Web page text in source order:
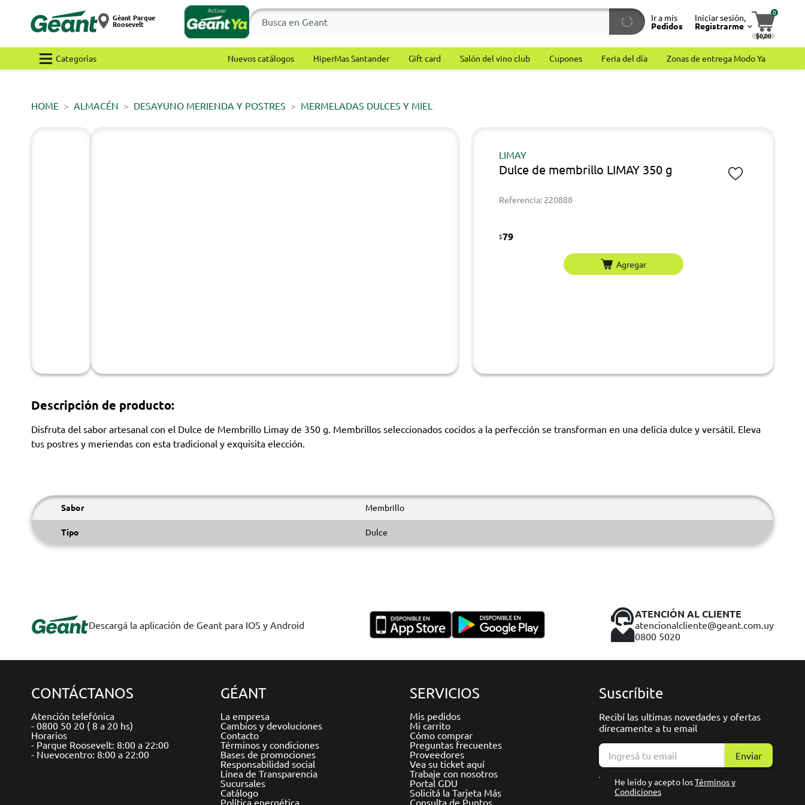
Géant Parque
Roosevelt
Ir a mis
Pedidos
Iniciar sesión,
Registrarme
0
$0,00
Categorías Nuevos catálogos HiperMas Santander Gift card Salón del vino club Cupones Feria del día Zonas de entrega Modo Ya
HOME ALMACÉN DESAYUNO MERIENDA Y POSTRES MERMELADAS DULCES Y MIEL
LIMAY
Dulce de membrillo LIMAY 350 g
Referencia: 220888
$79
Agregar
Descripción de producto:
Disfruta del sabor artesanal con el Dulce de Membrillo Limay de 350 g. Membrillos seleccionados cocidos a la perfección se transforman en una delicia dulce y versátil. Eleva
tus postres y meriendas con esta tradicional y exquisita elección.
Sabor Membrillo
Tipo Dulce
Descargá la aplicación de Geant para IOS y Android
ATENCIÓN AL CLIENTE
atencionalcliente@geant.com.uy
0800 5020
CONTÁCTANOS
Atención telefónica
- 0800 50 20 ( 8 a 20 hs)
Horarios
- Parque Roosevelt: 8:00 a 22:00
- Nuevocentro: 8:00 a 22:00
GÉANT
La empresa
Cambios y devoluciones
Contacto
Términos y condiciones
Bases de promociones
Responsabilidad social
Línea de Transparencia
Sucursales
Catálogo
Política energética
SERVICIOS
Mis pedidos
Mi carrito
Cómo comprar
Preguntas frecuentes
Proveedores
Vea su ticket aquí
Trabaje con nosotros
Portal GDU
Solicitá la Tarjeta Más
Consulta de Puntos
Suscríbite
Recibí las ultimas novedades y ofertas
direcamente a tu email
Enviar
He leído y acepto losTérminos y
Condiciones